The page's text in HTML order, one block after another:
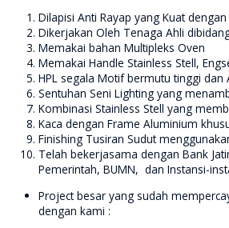
Dilapisi Anti Rayap yang Kuat
Dikerjakan Oleh Tenaga Ahli
Memakai bahan Multipleks Oven
Memakai Handle Stainless Stell,
HPL segala Motif bermutu tinggi dan
Sentuhan Seni Lighting yang
Kombinasi Stainless Stell yang
Kaca dengan Frame Aluminium
Finishing Tusiran Sudut
Telah bekerjasama dengan Bank
Pemerintah, BUMN, dan Instansi-
Project besar yang sudah
dengan kami :